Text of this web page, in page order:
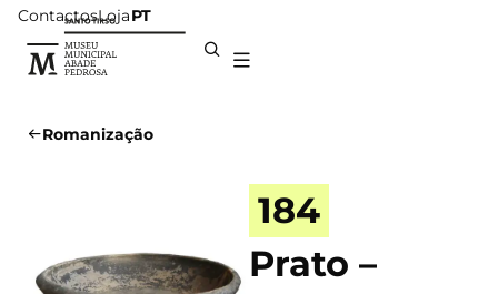
ContactosLojaPT
Romanização
184
Prato –